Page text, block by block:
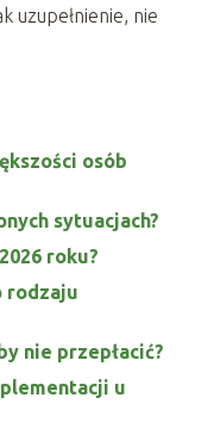
uzupełnienie, nie
osób
sytuacjach?
roku?
rodzaju
nie przepłacić?
u